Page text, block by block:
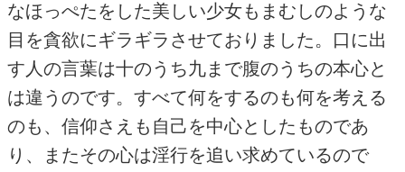
なほっぺたをした美しい少女もまむしのような
目を貪欲にギラギラさせておりました。口に出
す人の言葉は十のうち九まで腹のうちの本心と
は違うのです。すべて何をするのも何を考える
のも、信仰さえも自己を中心としたものであ
り、またその心は淫行を追い求めているので